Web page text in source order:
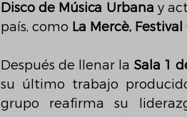
Disco de Música Urbana y
país, como La Mercè,
Después de llenar la Sala 1
su último trabajo
grupo reafirma su